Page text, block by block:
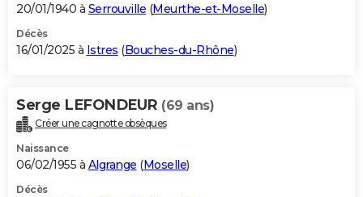
20/01/1940 à Serrouville (Meurthe-et-Moselle)
Décès
16/01/2025 à Istres (Bouches-du-Rhône)
Serge LEFONDEUR (69 ans)
Créer une cagnotte obsèques
Naissance
06/02/1955 à Algrange (Moselle)
Décès